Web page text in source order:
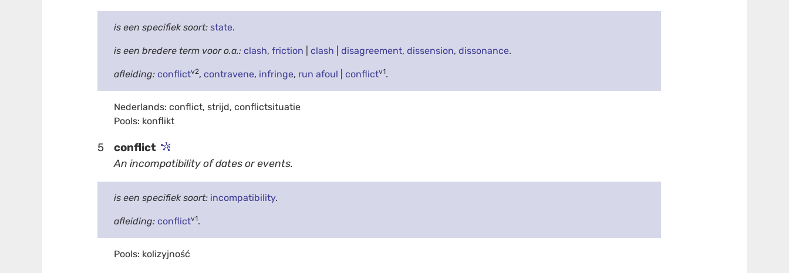
is een specifiek soort:state.
is een bredere term voor o.a.:clash,friction |clash |disagreement,dissension,dissonance.
afleiding:conflictv2,contravene, infringe, run afoul |conflictv1.
Nederlands: conflict, strijd, conflictsituatie
Pools: konflikt
5 conflict
An incompatibility of dates or events.
is een specifiek soort: incompatibility.
afleiding:conflictv1.
Pools: kolizyjność